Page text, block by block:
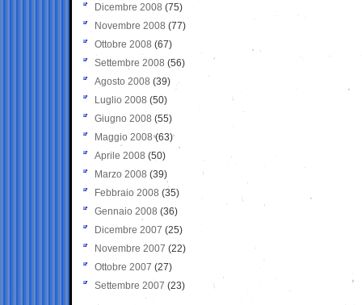
Dicembre 2008 (75)
Novembre 2008 (77)
Ottobre 2008 (67)
Settembre 2008 (56)
Agosto 2008 (39)
Luglio 2008 (50)
Giugno 2008 (55)
Maggio 2008(63)
Aprile 2008 (50)
Marzo 2008 (39)
Febbraio 2008 (35)
Gennaio 2008 (36)
Dicembre 2007 (25)
Novembre 2007 (22)
Ottobre 2007 (27)
Settembre 2007 (23)